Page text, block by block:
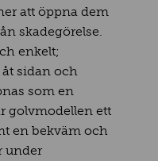
att öppna dem
skadegörelse.
enkelt;
sidan och
som en
golvmodellen ett
en bekväm och
under